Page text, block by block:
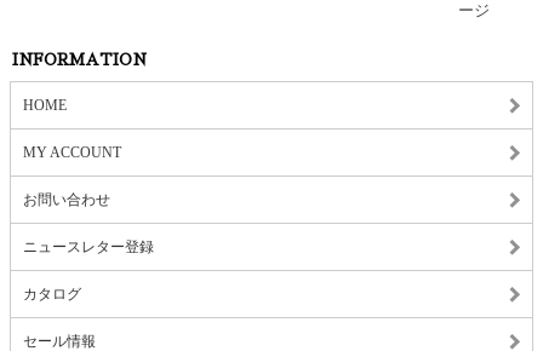
INFORMATION
HOME
MY ACCOUNT
お問い合わせ
ニュースレター登録
カタログ
セール情報